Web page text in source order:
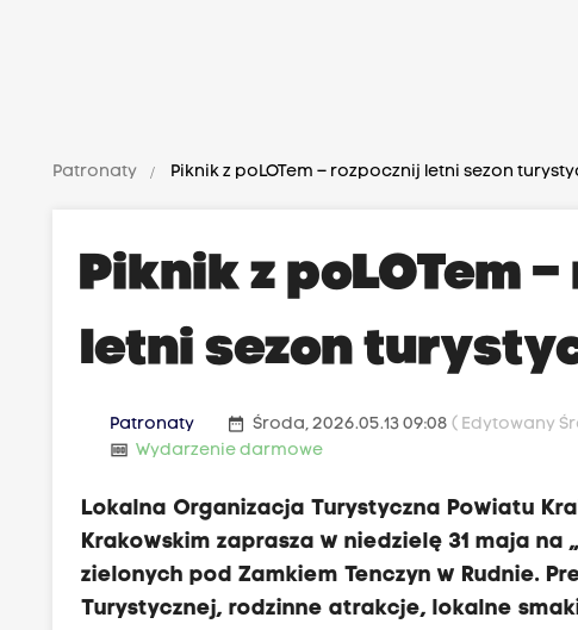
Patronaty Piknik z poLOTem – rozpocznij letni sezon
Piknik z poLOTem
letni sezon
Patronaty date_range Środa, 2026.05.13 09:08( Edytowany
money Wydarzenie darmowe
Lokalna Organizacja Turystyczna Powiatu
Krakowskim zaprasza w niedzielę 31 maja
zielonych pod Zamkiem Tenczyn w Rudnie.
Turystycznej, rodzinne atrakcje, lokalne